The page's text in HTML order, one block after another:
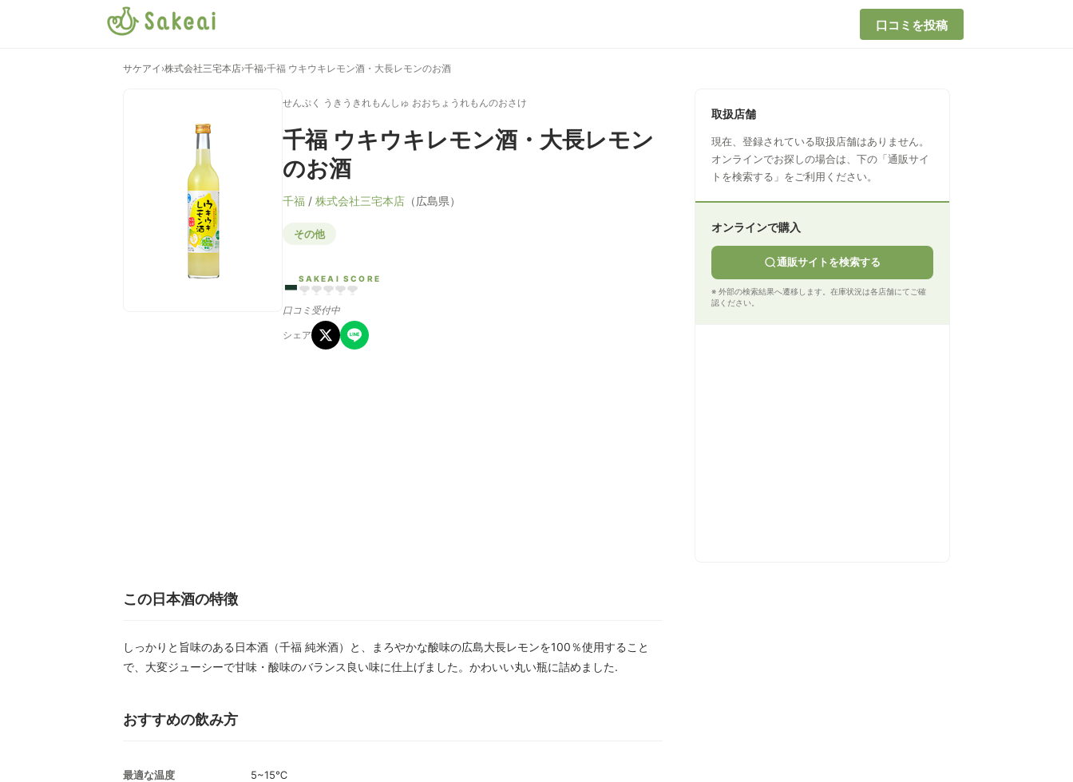
口コミを投稿
サケアイ ›株式会社三宅本店›千福›千福 ウキウキレモン酒・大長レモンのお酒
せんぷく うきうきれもんしゅ おおちょうれもんのおさけ
千福 ウキウキレモン酒・大長レモン
のお酒
千福 / 株式会社三宅本店 （広島県）
その他
-SAKEAI SCORE
口コミ受付中
シェア
取扱店舗
現在、登録されている取扱店舗はありません。
オンラインでお探しの場合は、下の「通販サイ
トを検索する」をご利用ください。
オンラインで購入
通販サイトを検索する
※ 外部の検索結果へ遷移します。在庫状況は各店舗にてご確
認ください。
この日本酒の特徴
しっかりと旨味のある日本酒（千福 純米酒）と、まろやかな酸味の広島大長レモンを100％使用すること
で、大変ジューシーで甘味・酸味のバランス良い味に仕上げました。かわいい丸い瓶に詰めました.
おすすめの飲み方
最適な温度 5~15℃